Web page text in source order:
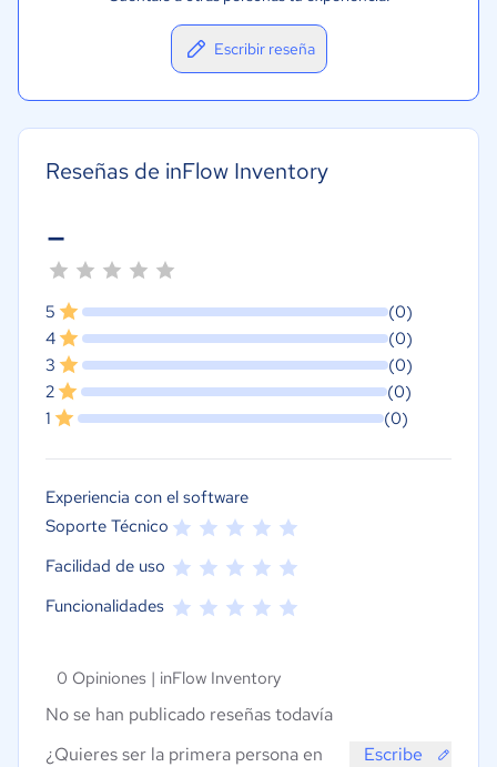
Escribir reseña
Reseñas de inFlow Inventory
-
5
(0)
4
(0)
3
(0)
2
(0)
1
(0)
Experiencia con el software
Soporte Técnico
Facilidad de uso
Funcionalidades
0 Opiniones | inFlow Inventory
No se han publicado reseñas todavía
¿Quieres ser la primera persona en
Escribe